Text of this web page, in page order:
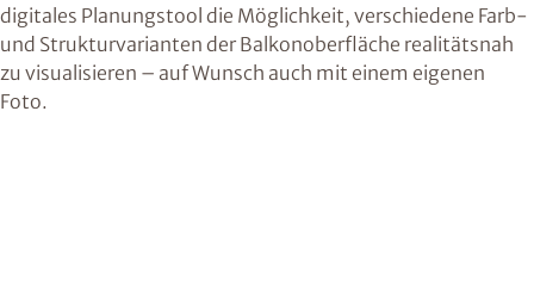
digitales Planungstool die Möglichkeit, verschiedene Farb-
und Strukturvarianten der Balkonoberfläche realitätsnah
zu visualisieren – auf Wunsch auch mit einem eigenen
Foto.